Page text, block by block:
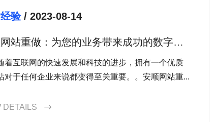
验 / 2023-08-14
站重做：为您的业务带来成功的数字化
着互联网的快速发展和科技的进步，拥有一个优质
对于任何企业来说都变得至关重要。。安顺网站重...
DETAILS 